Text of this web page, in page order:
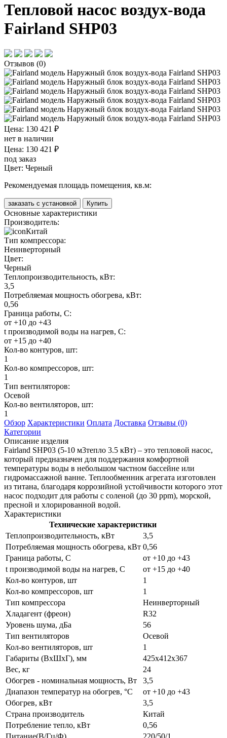
Тепловой насос воздух-вода
Fairland SHP03
Отзывов (0)
Цена: 130 421 ₽
нет в наличии
Цена: 130 421 ₽
под заказ
Цвет: Черный
Рекомендуемая площадь помещения, кв.м:
заказать с установкой Купить
Основные характеристики
Производитель:
Китай
Тип компрессора:
Неинверторный
Цвет:
Черный
Теплопроизводительность, кВт:
3,5
Потребляемая мощность обогрева, кВт:
0,56
Граница работы, С:
от +10 до +43
t производимой воды на нагрев, С:
от +15 до +40
Кол-во контуров, шт:
1
Кол-во компрессоров, шт:
1
Тип вентиляторов:
Осевой
Кол-во вентиляторов, шт:
1
Обзор Характеристики Оплата Доставка Отзывы (0)
Категории
Описание изделия
Fairland SHP03 (5-10 м3тепло 3.5 кВт) – это тепловой насос,
который предназначен для поддержания комфортной
температуры воды в небольшом частном бассейне или
гидромассажной ванне. Теплообменник агрегата изготовлен
из титана, благодаря коррозийной устойчивости которого этот
насос подходит для работы с соленой (до 30 ppm), морской,
пресной и хлорированной водой.
Характеристики
Технические характеристики
Теплопроизводительность, кВт
3,5
Потребляемая мощность обогрева, кВт 0,56
Граница работы, С
от +10 до +43
t производимой воды на нагрев, С
от +15 до +40
Кол-во контуров, шт
1
Кол-во компрессоров, шт
1
Тип компрессора
Неинверторный
Хладагент (фреон)
R32
Уровень шума, дБа
56
Тип вентиляторов
Осевой
Кол-во вентиляторов, шт
1
Габариты (ВxШxГ), мм
425х412х367
Вес, кг
24
Обогрев - номинальная мощность, Вт
3,5
Диапазон температур на обогрев, °C
от +10 до +43
Обогрев, кВт
3,5
Страна производитель
Китай
Потребление тепло, кВт
0,56
Питание(В/Гц/Ф)
220/50/1